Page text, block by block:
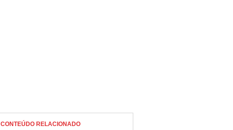
CONTEÚDO RELACIONADO